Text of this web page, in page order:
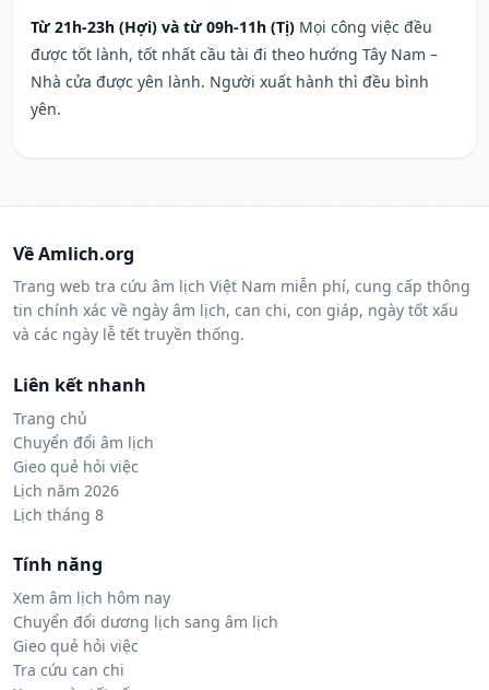
Từ 21h-23h (Hợi) và từ 09h-11h (Tị) Mọi công việc đều
được tốt lành, tốt nhất cầu tài đi theo hướng Tây Nam –
Nhà cửa được yên lành. Người xuất hành thì đều bình
yên.
Về Amlich.org
Trang web tra cứu âm lịch Việt Nam miễn phí, cung cấp thông
tin chính xác về ngày âm lịch, can chi, con giáp, ngày tốt xấu
và các ngày lễ tết truyền thống.
Liên kết nhanh
Trang chủ
Chuyển đổi âm lịch
Gieo quẻ hỏi việc
Lịch năm 2026
Lịch tháng 8
Tính năng
Xem âm lịch hôm nay
Chuyển đổi dương lịch sang âm lịch
Gieo quẻ hỏi việc
Tra cứu can chi